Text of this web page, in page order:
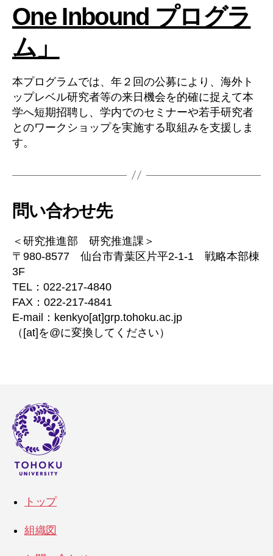
One Inbound プログラ
ム」
本プログラムでは、年２回の公募により、海外ト
ップレベル研究者等の来日機会を的確に捉えて本
学へ短期招聘し、学内でのセミナーや若手研究者
とのワークショップを実施する取組みを支援しま
す。
問い合わせ先
＜研究推進部 研究推進課＞
〒980-8577 仙台市青葉区片平2-1-1 戦略本部棟
3F
TEL：022-217-4840
FAX：022-217-4841
E-mail：kenkyo[at]grp.tohoku.ac.jp
（[at]を@に変換してください）
トップ
組織図